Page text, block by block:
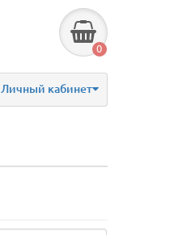
0
Личный кабинет